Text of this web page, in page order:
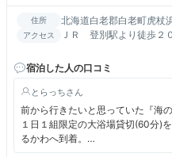
住所 北海道白老郡白老町虎杖
アクセス ＪＲ 登別駅より徒歩２
宿泊した人の口コミ
とらっち
前から行きたいと思っていた『海
１日１組限定の大浴場貸切(60分)
るかわへ到着。
スタッフに案内されて大浴場へ